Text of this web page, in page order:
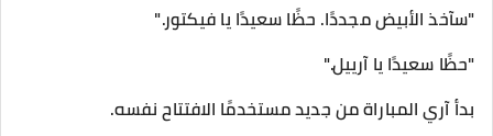
"سآخذ الأبيض مجددًا. حظًا سعيدًا يا فيكتور."
"حظًا سعيدًا يا آرييل."
بدأ آري المباراة من جديد مستخدمًا الافتتاح نفسه.